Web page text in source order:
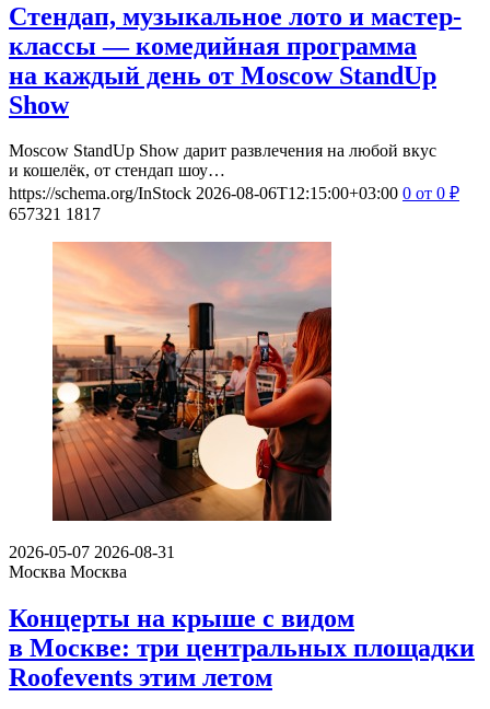
Стендап, музыкальное лото и мастер-
классы — комедийная программа
на каждый день от Moscow StandUp
Show
Moscow StandUp Show дарит развлечения на любой вкус
и кошелёк, от стендап шоу…
https://schema.org/InStock 2026-08-06T12:15:00+03:00 0 от 0 ₽
657321 1817
2026-05-07 2026-08-31
Москва Москва
Концерты на крыше с видом
в Москве: три центральных площадки
Roofevents этим летом